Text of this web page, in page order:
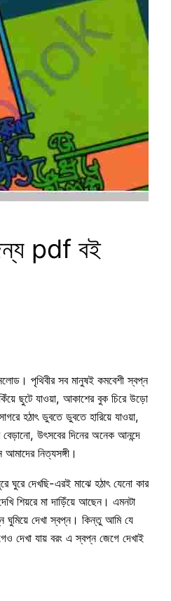
pdf বই
পৃথিবীর সব মানুষই কমবেশী স্বপ্ন
ছুটে যাওয়া, আকাশের বুক চিরে উড়ো
হঠাৎ ডুবতে ডুবতে হারিয়ে যাওয়া,
বেড়ানো, উৎসবের দিনের অনেক আনন্দে
আমাদের নিত্যসঙ্গী।
ঘুরে দেখছি-এরই মাঝে হঠাৎ যেনো কার
শিয়রে মা দাড়িঁয়ে আছেন। এমনটা
দেখা স্বপ্ন। কিন্তু আমি যে
দেখা যায় বরং এ স্বপ্ন জেগে দেখাই